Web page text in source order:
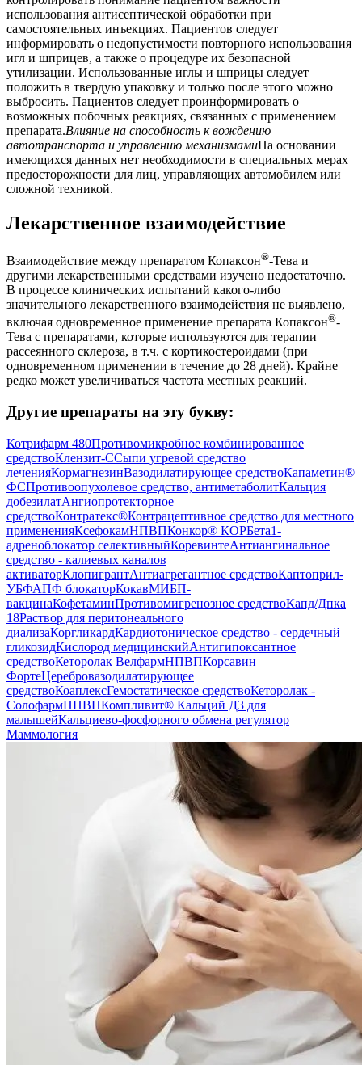
использования антисептической обработки при
самостоятельных инъекциях. Пациентов следует
информировать о недопустимости повторного использования
игл и шприцев, а также о процедуре их безопасной
утилизации. Использованные иглы и шприцы следует
положить в твердую упаковку и только после этого можно
выбросить. Пациентов следует проинформировать о
возможных побочных реакциях, связанных с применением
препарата.Влияние на способность к вождению
автотранспорта и управлению механизмамиНа основании
имеющихся данных нет необходимости в специальных мерах
предосторожности для лиц, управляющих автомобилем или
сложной техникой.
Лекарственное взаимодействие
Взаимодействие между препаратом Копаксон®-Тева и
другими лекарственными средствами изучено недостаточно.
В процессе клинических испытаний какого-либо
значительного лекарственного взаимодействия не выявлено,
включая одновременное применение препарата Копаксон®-
Тева с препаратами, которые используются для терапии
рассеянного склероза, в т.ч. с кортикостероидами (при
одновременном применении в течение до 28 дней). Крайне
редко может увеличиваться частота местных реакций.
Другие препараты на эту букву:
Котрифарм 480Противомикробное комбинированное
средствоКлензит-ССыпи угревой средство
леченияКормагнезинВазодилатирующее средствоКапаметин®
ФСПротивоопухолевое средство, антиметаболитКальция
добезилатАнгиопротекторное
средствоКонтратекс®Контрацептивное средство для местного
примененияКсефокамНПВПКонкор® КОРБета1-
адреноблокатор селективныйКоревинтеАнтиангинальное
средство - калиевых каналов
активаторКлопигрантАнтиагрегантное средствоКаптоприл-
УБФАПФ блокаторКокавМИБП-
вакцинаКофетаминПротивомигренозное средствоКапд/Дпка
18Раствор для перитонеального
диализаКоргликардКардиотоническое средство - сердечный
гликозидКислород медицинскийАнтигипоксантное
средствоКеторолак ВелфармНПВПКорсавин
ФортеЦеребровазодилатирующее
средствоКоаплексГемостатическое средствоКеторолак -
СолофармНПВПКомпливит® Кальций Д3 для
малышейКальциево-фосфорного обмена регулятор
Маммология